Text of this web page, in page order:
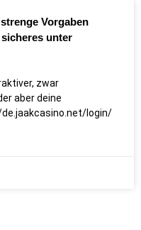
Vorgaben
unter
zwar
aber deine
login/